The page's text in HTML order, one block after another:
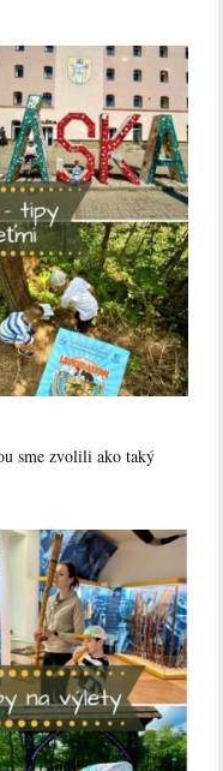
sme zvolili ako taký